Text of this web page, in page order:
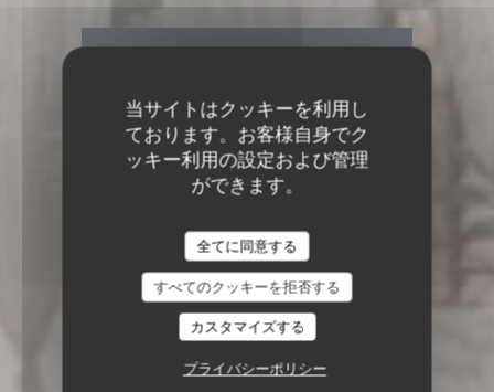
当サイトはクッキーを利用し
ております。お客様自身でク
ッキー利用の設定および管理
ができます。
全てに同意する
すべてのクッキーを拒否する
カスタマイズする
プライバシーポリシー